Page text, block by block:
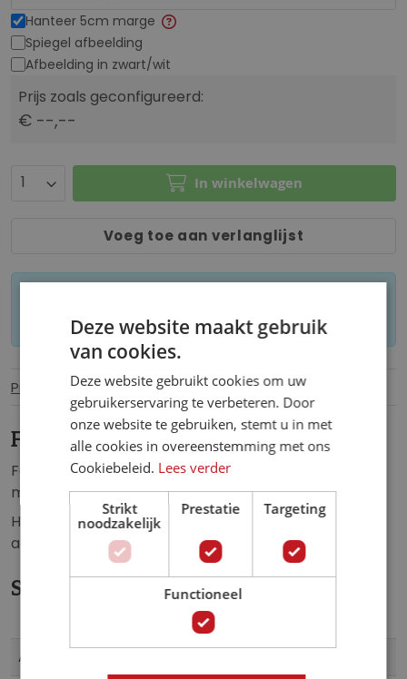
Hanteer 5cm marge
Spiegel afbeelding
Afbeelding in zwart/wit
Prijs zoals geconfigureerd:
€ --,--
In winkelwagen
Voeg toe aan verlanglijst
worden geretourneerd.
Productinformatie Specificaties
Fotobehang Blauw Marmer
Fotobehang van een blauwgekleurde, abstracte,
marmeren muur.
Het blauwe marmer fotobehang is de perfecte
aanvulling op iedere ruimte.
Specificaties
informatie
Artikelnummer
Deze website maakt gebruik
van cookies.
Deze website gebruikt cookies om uw
gebruikerservaring te verbeteren. Door
onze website te gebruiken, stemt u in met
alle cookies in overeenstemming met ons
Cookiebeleid. Lees verder
Strikt
noodzakelijk
Prestatie Targeting
Functioneel